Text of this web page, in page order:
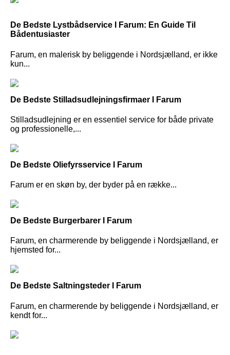
De Bedste Lystbådservice I Farum: En Guide Til
Bådentusiaster
Farum, en malerisk by beliggende i Nordsjælland, er ikke
kun...
De Bedste Stilladsudlejningsfirmaer I Farum
Stilladsudlejning er en essentiel service for både private
og professionelle,...
De Bedste Oliefyrsservice I Farum
Farum er en skøn by, der byder på en række...
De Bedste Burgerbarer I Farum
Farum, en charmerende by beliggende i Nordsjælland, er
hjemsted for...
De Bedste Saltningsteder I Farum
Farum, en charmerende by beliggende i Nordsjælland, er
kendt for...